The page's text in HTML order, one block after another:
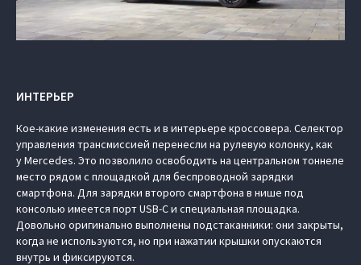
ИНТЕРЬЕР
Кое-какие изменения есть и в интерьере кроссовера. Селектор
управления трансмиссией перенесли на рулевую колонку, как
у Mercedes. Это позволило освободить на центральном тоннеле
место рядом с площадкой для беспроводной зарядки
смартфона. Для зарядки второго смартфона в нише под
консолью имеется порт USB-C и специальная площадка.
Довольно оригинально выполнены подстаканники: они закрыты,
когда не используются, но при нажатии крышки опускаются
внутрь и фиксируются.